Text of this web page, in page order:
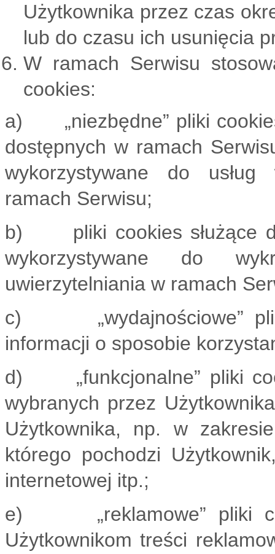
Użytkownika przez czas
lub do czasu ich usunięcia
W ramach Serwisu
cookies:
a) „niezbędne” pliki
dostępnych w ramach
wykorzystywane do usług
ramach Serwisu;
b) pliki cookies służące
wykorzystywane do
uwierzytelniania w ramach
c) „wydajnościowe” pliki
informacji o sposobie
d) „funkcjonalne” pliki
wybranych przez
Użytkownika, np. w
którego pochodzi
internetowej itp.;
e) „reklamowe” pliki
Użytkownikom treści